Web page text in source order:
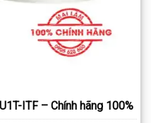
ITF – Chính hãng 100%